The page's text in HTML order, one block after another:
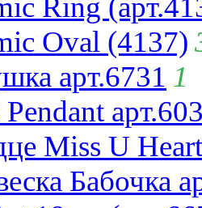
Oval (4137)
арт.6731 1
Miss U
Бабочка